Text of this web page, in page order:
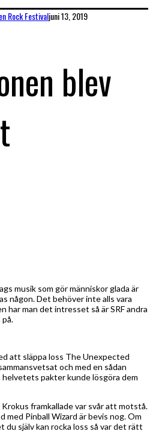
Rock Festivaljuni 13, 2019
blev
musik som gör människor glada är
någon. Det behöver inte alls vara
har man det intresset så är SRF andra
att släppa loss The Unexpected
och med en sådan
pakter kunde lösgöra dem
framkallade var svår att motstå.
med Pinball Wizard är bevis nog. Om
du själv kan rocka loss så var det rätt